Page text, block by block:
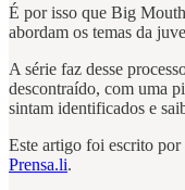
É por isso que Big
abordam os temas da
A série faz desse
descontraído, com uma
sintam identificados e
Este artigo foi escrito
Prensa.li.